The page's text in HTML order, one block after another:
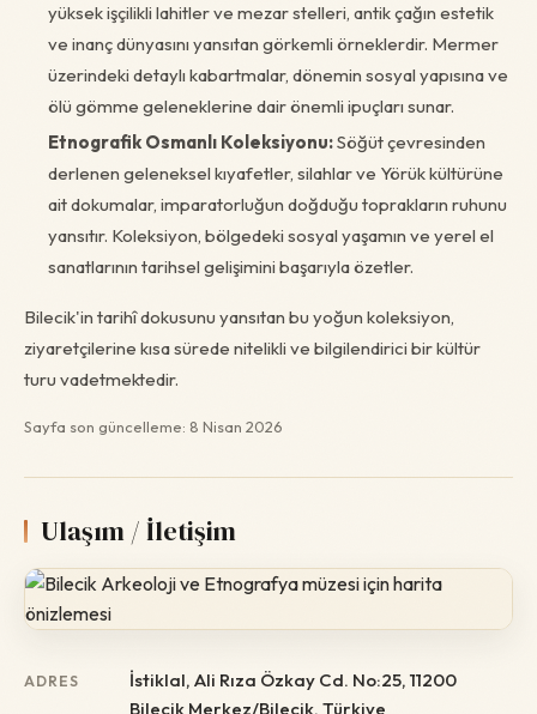
yüksek işçilikli lahitler ve mezar stelleri, antik çağın estetik
ve inanç dünyasını yansıtan görkemli örneklerdir. Mermer
üzerindeki detaylı kabartmalar, dönemin sosyal yapısına ve
ölü gömme geleneklerine dair önemli ipuçları sunar.
Etnografik Osmanlı Koleksiyonu:Söğüt çevresinden
derlenen geleneksel kıyafetler, silahlar ve Yörük kültürüne
ait dokumalar, imparatorluğun doğduğu toprakların ruhunu
yansıtır. Koleksiyon, bölgedeki sosyal yaşamın ve yerel el
sanatlarının tarihsel gelişimini başarıyla özetler.
Bilecik'in tarihî dokusunu yansıtan bu yoğun koleksiyon,
ziyaretçilerine kısa sürede nitelikli ve bilgilendirici bir kültür
turu vadetmektedir.
Sayfa son güncelleme: 8 Nisan 2026
Ulaşım / İletişim
ADRES
İstiklal, Ali Rıza Özkay Cd. No:25, 11200
Bilecik Merkez/Bilecik, Türkiye